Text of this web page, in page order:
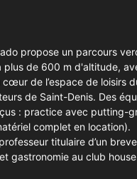
propose un parcours
plus de 600 m d'altitude,
cœur de l’espace de loisirs
de Saint-Denis. Des
: practice avec putting-
complet en location).
titulaire d’un
gastronomie au club